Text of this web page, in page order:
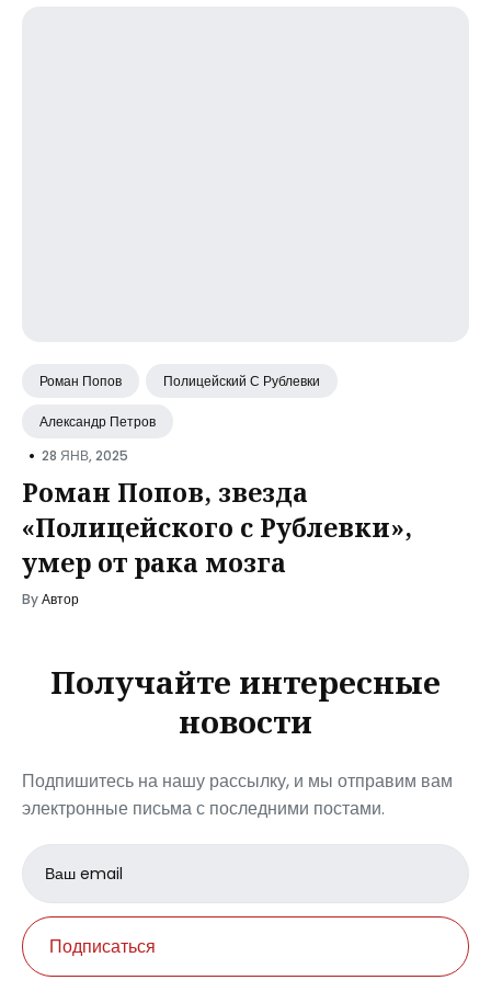
Роман Попов Полицейский С Рублевки
Александр Петров
• 28 ЯНВ, 2025
Роман Попов, звезда
«Полицейского с Рублевки»,
умер от рака мозга
ByАвтор
Получайте интересные
новости
Подпишитесь на нашу рассылку, и мы отправим вам
электронные письма с последними постами.
Email
address
Подписаться